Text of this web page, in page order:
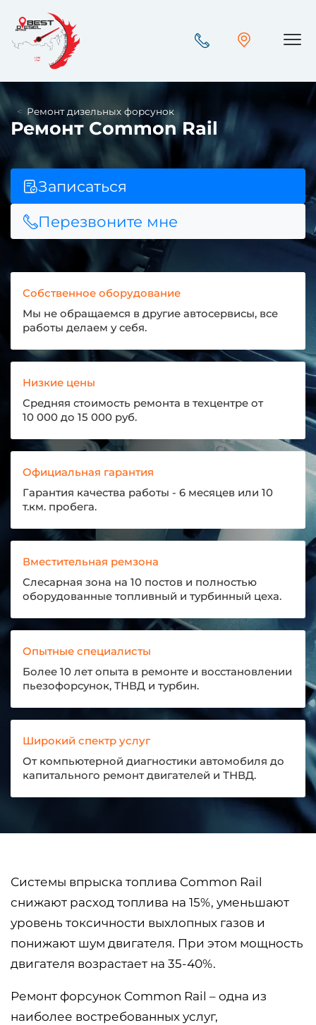
Ремонт дизельных форсунок
Ремонт Common Rail
Записаться
Перезвоните мне
Собственное оборудование
Мы не обращаемся в другие автосервисы, все
работы делаем у себя.
Низкие цены
Средняя стоимость ремонта в техцентре от
10 000 до 15 000 руб.
Официальная гарантия
Гарантия качества работы - 6 месяцев или 10
т.км. пробега.
Вместительная ремзона
Слесарная зона на 10 постов и полностью
оборудованные топливный и турбинный цеха.
Опытные специалисты
Более 10 лет опыта в ремонте и восстановлении
пьезофорсунок, ТНВД и турбин.
Широкий спектр услуг
От компьютерной диагностики автомобиля до
капитального ремонт двигателей и ТНВД.
Системы впрыска топлива Common Rail
снижают расход топлива на 15%, уменьшают
уровень токсичности выхлопных газов и
понижают шум двигателя. При этом мощность
двигателя возрастает на 35-40%.
Ремонт форсунок Common Rail – одна из
наиболее востребованных услуг,